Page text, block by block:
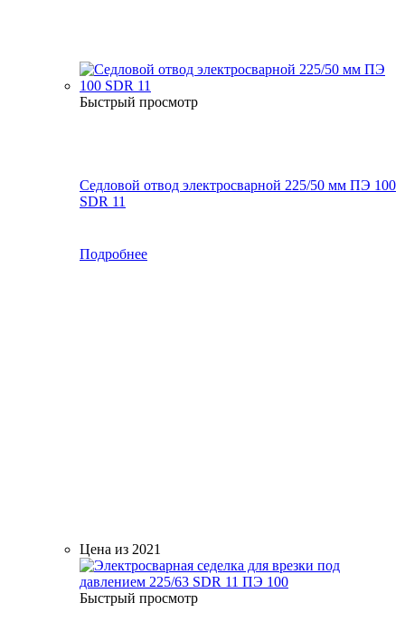
Быстрый просмотр
Седловой отвод электросварной 225/50 мм ПЭ 100
SDR 11
Подробнее
Цена из 2021
Быстрый просмотр